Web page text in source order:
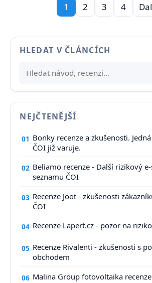
1 2 3 4
HLEDAT V ČLÁNCÍCH
NEJČTENĚJŠÍ
01 Bonky recenze a zkušenosti.
ČOI již varuje.
02 Beliamo recenze - Další rizikový
seznamu ČOI
03 Recenze Joot - zkušenosti
ČOI
04 Recenze Lapert.cz - pozor na
05 Recenze Rivalenti - zkušenosti s
obchodem
06 Malina Group fotovoltaika